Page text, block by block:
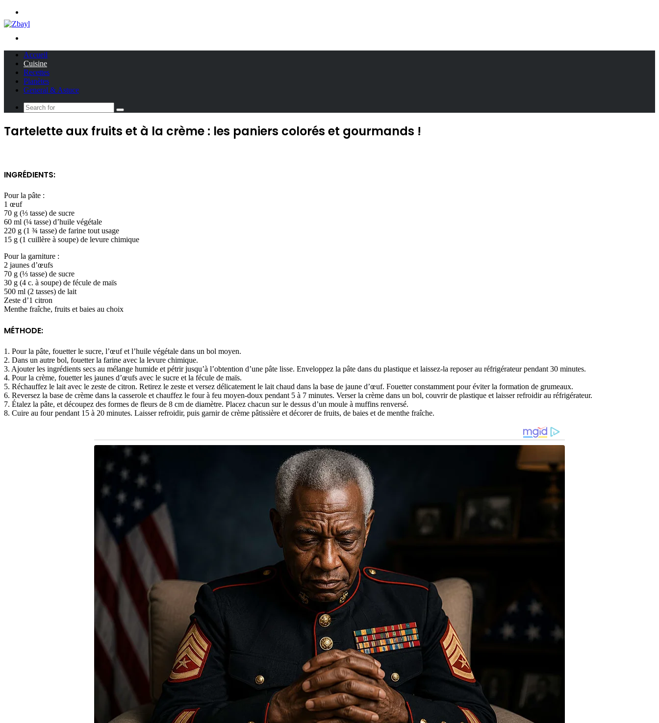
Accueil
Cuisine
Recettes
Planètes
General & Astuce
Search
Tartelette aux fruits et à la crème : les paniers colorés et gourmands !
INGRÉDIENTS:
Pour la pâte :
1 œuf
70 g (⅓ tasse) de sucre
60 ml (¼ tasse) d’huile végétale
220 g (1 ¾ tasse) de farine tout usage
15 g (1 cuillère à soupe) de levure chimique
Pour la garniture :
2 jaunes d’œufs
70 g (⅓ tasse) de sucre
30 g (4 c. à soupe) de fécule de maïs
500 ml (2 tasses) de lait
Zeste d’1 citron
Menthe fraîche, fruits et baies au choix
MÉTHODE:
1. Pour la pâte, fouetter le sucre, l’œuf et l’huile végétale dans un bol moyen.
2. Dans un autre bol, fouetter la farine avec la levure chimique.
3. Ajouter les ingrédients secs au mélange humide et pétrir jusqu’à l’obtention d’une pâte lisse. Enveloppez la pâte dans du plastique et laissez-la reposer au réfrigérateur pendant 30 minutes.
4. Pour la crème, fouetter les jaunes d’œufs avec le sucre et la fécule de maïs.
5. Réchauffez le lait avec le zeste de citron. Retirez le zeste et versez délicatement le lait chaud dans la base de jaune d’œuf. Fouetter constamment pour éviter la formation de grumeaux.
6. Reversez la base de crème dans la casserole et chauffez le four à feu moyen-doux pendant 5 à 7 minutes. Verser la crème dans un bol, couvrir de plastique et laisser refroidir au réfrigérateur.
7. Étalez la pâte, et découpez des formes de fleurs de 8 cm de diamètre. Placez chacun sur le dessus d’un moule à muffins renversé.
8. Cuire au four pendant 15 à 20 minutes. Laisser refroidir, puis garnir de crème pâtissière et décorer de fruits, de baies et de menthe fraîche.